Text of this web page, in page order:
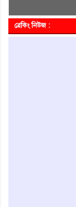
ব্রেকিং নিউজ :